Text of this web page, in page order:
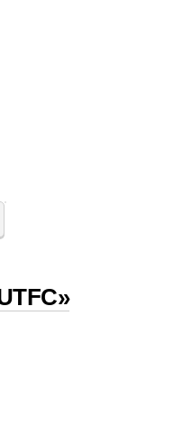
вес и интенсивное
алюминиевые модели